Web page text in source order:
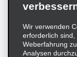
Impressum
Cookie-
Wir verwenden
erforderlich
Weberfahrung
Analysen